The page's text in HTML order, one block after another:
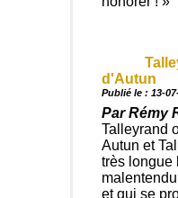
d'Autun
Publié le : 13-
Par Rémy
Talleyrand
Autun et
très longue
et qui se